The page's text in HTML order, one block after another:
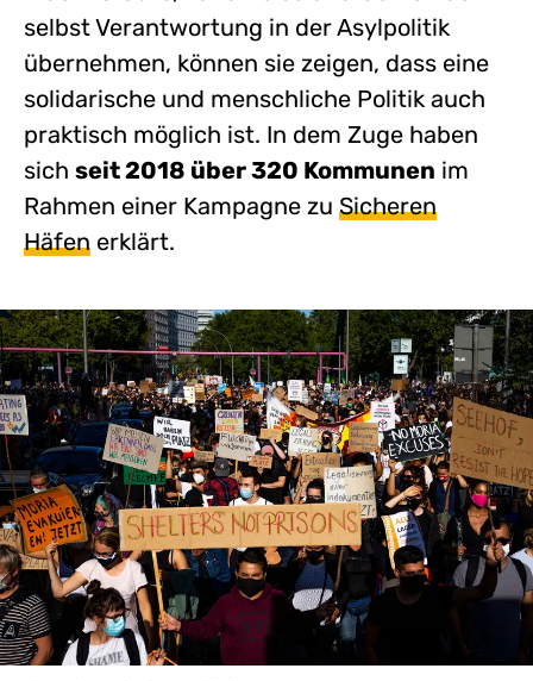
selbst Verantwortung in der Asylpolitik
übernehmen, können sie zeigen, dass eine
solidarische und menschliche Politik auch
praktisch möglich ist. In dem Zuge haben
sich seit 2018 über 320 Kommunen im
Rahmen einer Kampagne zu Sicheren
Häfen erklärt.